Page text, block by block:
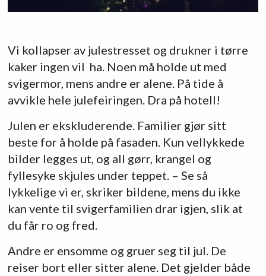
Vi kollapser av julestresset og drukner i tørre
kaker ingen vil ha. Noen må holde ut med
svigermor, mens andre er alene. På tide å
avvikle hele julefeiringen. Dra på hotell!
Julen er ekskluderende. Familier gjør sitt
beste for å holde på fasaden. Kun vellykkede
bilder legges ut, og all gørr, krangel og
fyllesyke skjules under teppet. – Se så
lykkelige vi er, skriker bildene, mens du ikke
kan vente til svigerfamilien drar igjen, slik at
du får ro og fred.
Andre er ensomme og gruer seg til jul. De
reiser bort eller sitter alene. Det gjelder både